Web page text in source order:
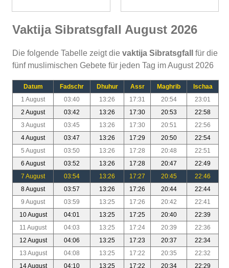
Vaktija Sibratsgfall August 2026
Die folgende Tabelle zeigt die vaktija Sibratsgfall
für die
fünf muslimischen Gebete für jeden Tag im August 2026
Datum Fadschr Dhuhur Assr Maghrib
Ischaa
1 August
03:40 13:26 17:31 20:54
23:01
2 August
03:42 13:26 17:30 20:53
22:58
3 August
03:45 13:26 17:30 20:51
22:56
4 August
03:47 13:26 17:29 20:50
22:54
5 August
03:50 13:26 17:28 20:48
22:51
6 August
03:52 13:26 17:28 20:47
22:49
7 August
03:54 13:26 17:27 20:45
22:46
8 August
03:57 13:26 17:26 20:44
22:44
9 August
03:59 13:25 17:26 20:42
22:41
10 August
04:01 13:25 17:25 20:40
22:39
11 August
04:03 13:25 17:24 20:39
22:36
12 August
04:06 13:25 17:23 20:37
22:34
13 August
04:08 13:25 17:22 20:35
22:32
14 August
04:10 13:25 17:22 20:34 22:29